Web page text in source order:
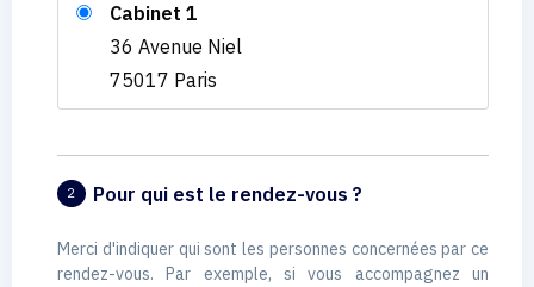
Cabinet 1
36 Avenue Niel
75017 Paris
2 Pour qui est le rendez-vous ?
Merci d'indiquer qui sont les personnes concernées par ce
rendez-vous. Par exemple, si vous accompagnez un